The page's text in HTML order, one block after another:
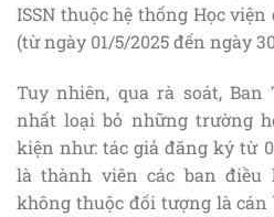
ISSN thuộc hệ thống Học
(từ ngày 01/5/2025 đến ngày
Tuy nhiên, qua rà soát,
nhất loại bỏ những trường
kiện như: tác giả đăng ký từ
là thành viên các ban điều
không thuộc đối tượng là cán